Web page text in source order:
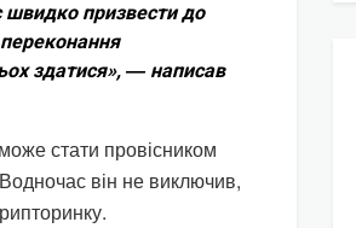
швидко призвести до
здатися», ― написав
стати провісником
він не виключив,